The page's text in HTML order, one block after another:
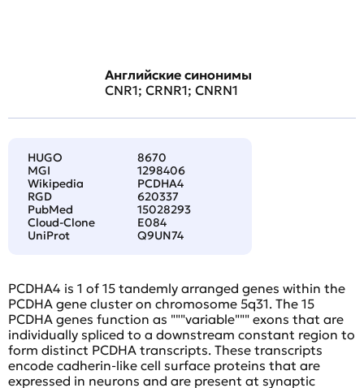
Английские синонимы
CNR1; CRNR1; CNRN1
HUGO
8670
MGI
1298406
Wikipedia
PCDHA4
RGD
620337
PubMed
15028293
Cloud-Clone
E084
UniProt
Q9UN74
PCDHA4 is 1 of 15 tandemly arranged genes within the
PCDHA gene cluster on chromosome 5q31. The 15
PCDHA genes function as """variable""" exons that are
individually spliced to a downstream constant region to
form distinct PCDHA transcripts. These transcripts
encode cadherin-like cell surface proteins that are
expressed in neurons and are present at synaptic